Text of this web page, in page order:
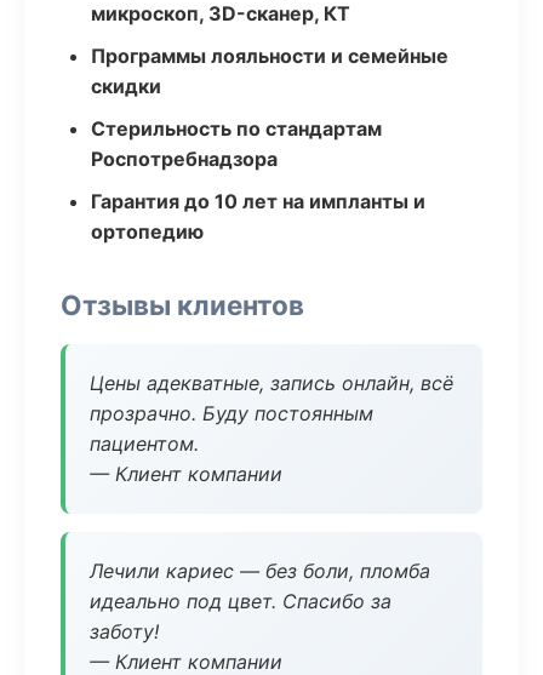
микроскоп, 3D-сканер, КТ
Программы лояльности и семейные
скидки
Стерильность по стандартам
Роспотребнадзора
Гарантия до 10 лет на импланты и
ортопедию
Отзывы клиентов
Цены адекватные, запись онлайн, всё
прозрачно. Буду постоянным
пациентом.
— Клиент компании
Лечили кариес — без боли, пломба
идеально под цвет. Спасибо за
заботу!
— Клиент компании